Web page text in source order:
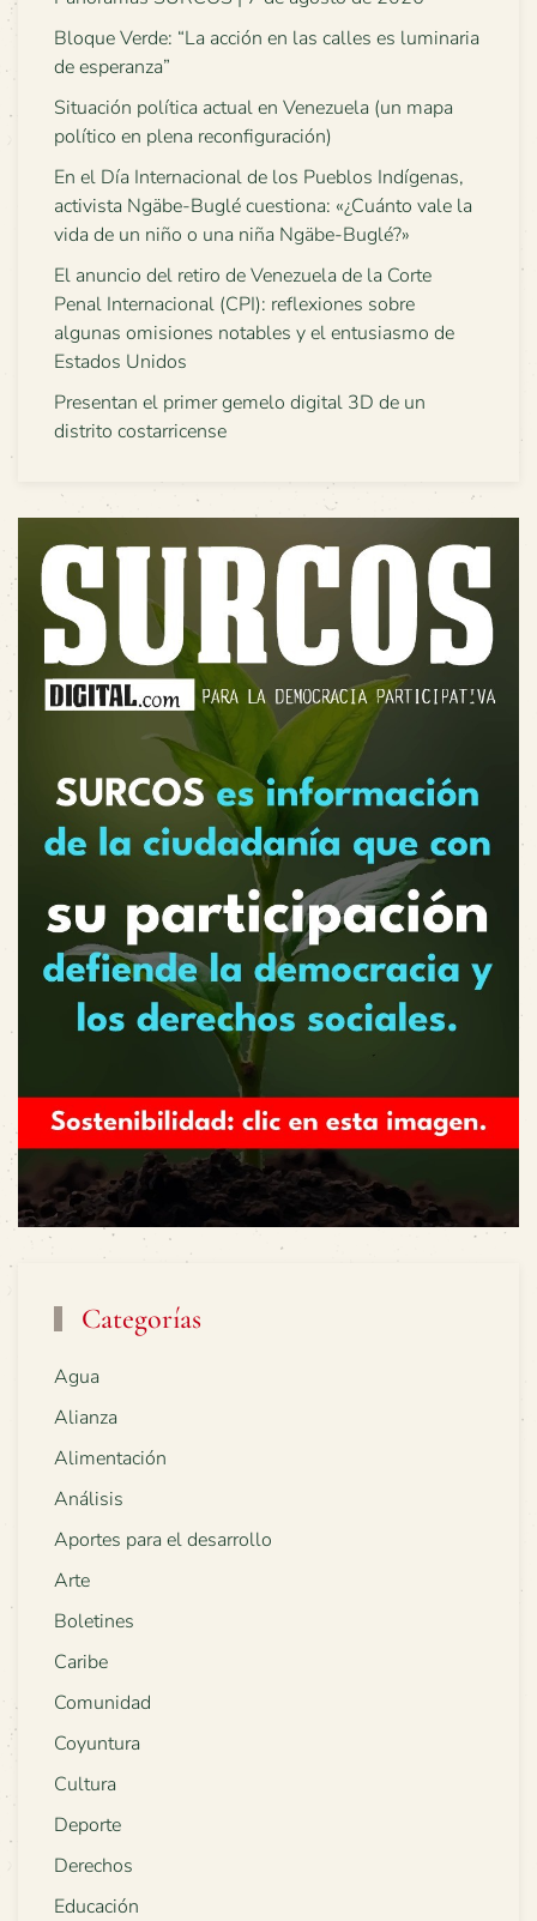
Bloque Verde: “La acción en las calles es luminaria
de esperanza”
Situación política actual en Venezuela (un mapa
político en plena reconfiguración)
En el Día Internacional de los Pueblos Indígenas,
activista Ngäbe-Buglé cuestiona: «¿Cuánto vale la
vida de un niño o una niña Ngäbe-Buglé?»
El anuncio del retiro de Venezuela de la Corte
Penal Internacional (CPI): reflexiones sobre
algunas omisiones notables y el entusiasmo de
Estados Unidos
Presentan el primer gemelo digital 3D de un
distrito costarricense
Categorías
Agua
Alianza
Alimentación
Análisis
Aportes para el desarrollo
Arte
Boletines
Caribe
Comunidad
Coyuntura
Cultura
Deporte
Derechos
Educación